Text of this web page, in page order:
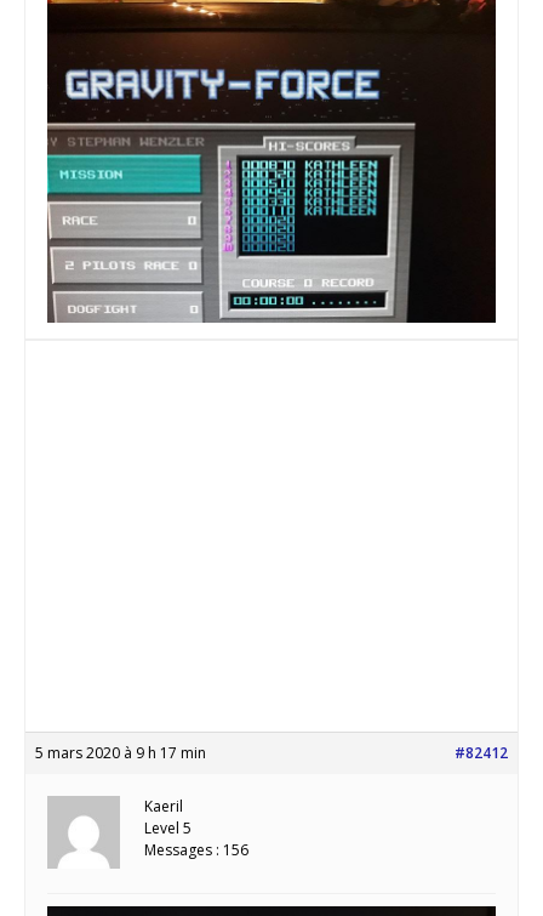
5 mars 2020 à 9 h 17 min #82412
Kaeril
Level 5
Messages : 156